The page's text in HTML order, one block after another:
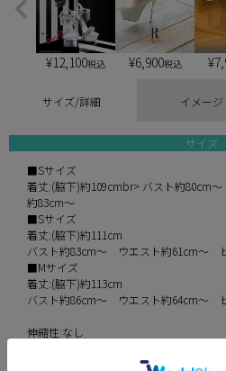
¥12,100税込 ¥6,900税込 ¥
サイズ/詳細 イメージ
サイズ
■Sサイズ
着丈:(脇下)約109cmbr> バスト約
約83cm～
■Sサイズ
着丈:(脇下)約111cm
バスト約83cm～ ウエスト約61cm～
■Mサイズ
着丈:(脇下)約113cm
バスト約86cm～ ウエスト約64cm～
伸縮性:なし